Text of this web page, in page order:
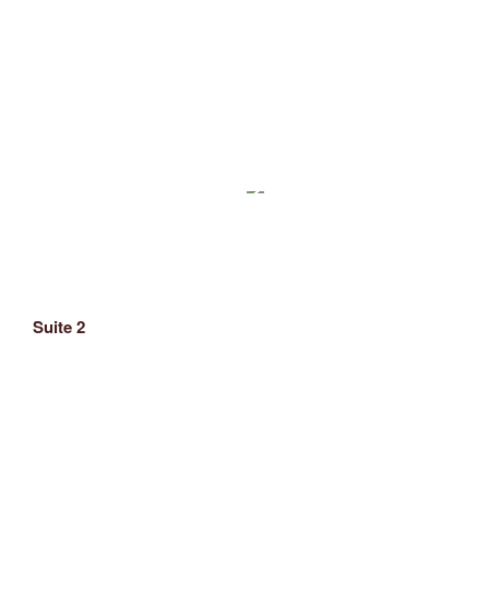
Suite 2